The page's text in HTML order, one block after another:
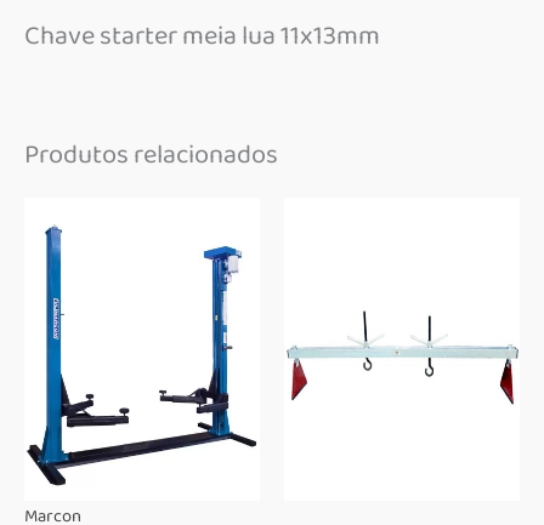
Chave starter meia lua 11x13mm
Produtos relacionados
Marcon